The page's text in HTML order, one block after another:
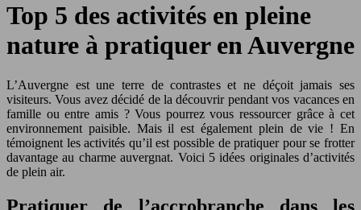
Top 5 des activités en pleine
nature à pratiquer en Auvergne
L’Auvergne est une terre de contrastes et ne déçoit jamais ses
visiteurs. Vous avez décidé de la découvrir pendant vos vacances en
famille ou entre amis ? Vous pourrez vous ressourcer grâce à cet
environnement paisible. Mais il est également plein de vie ! En
témoignent les activités qu’il est possible de pratiquer pour se frotter
davantage au charme auvergnat. Voici 5 idées originales d’activités
de plein air.
Pratiquer de l’accrobranche dans les